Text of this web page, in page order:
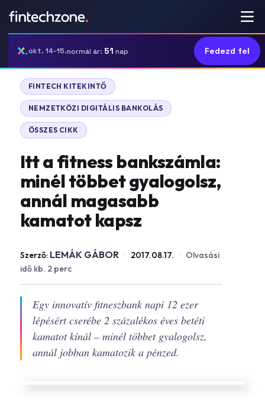
okt. 14-15.normál ár: 51 nap Fedezd fel
FINTECH KITEKINTŐ
NEMZETKÖZI DIGITÁLIS BANKOLÁS
ÖSSZES CIKK
Itt a fitness bankszámla:
minél többet gyalogolsz,
annál magasabb
kamatot kapsz
Szerző: LEMÁK GÁBOR · 2017.08.17. · Olvasási
idő kb. 2 perc
Egy innovatív fitneszbank napi 12 ezer
lépésért cserébe 2 százalékos éves betéti
kamatot kínál – minél többet gyalogolsz,
annál jobban kamatozik a pénzed.